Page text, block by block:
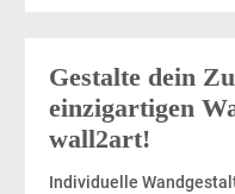
Gestalte dein
einzigartigen
wall2art!
Individuelle